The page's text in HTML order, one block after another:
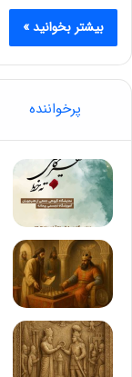
بیشتر بخوانید »
پرخواننده